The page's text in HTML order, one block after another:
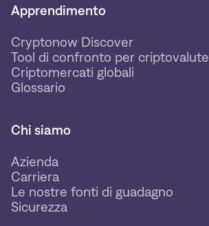
Apprendimento
Cryptonow Discover
Tool di confronto per criptovalute
Criptomercati globali
Glossario
Chi siamo
Azienda
Carriera
Le nostre fonti di guadagno
Sicurezza